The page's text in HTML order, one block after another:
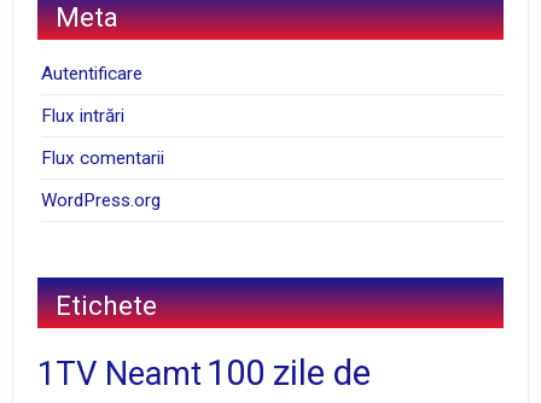
Meta
Autentificare
Flux intrări
Flux comentarii
WordPress.org
Etichete
1TV Neamt 100 zile de